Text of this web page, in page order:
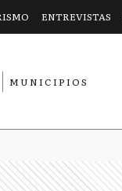
ENTREVISTAS
MUNICIPIOS